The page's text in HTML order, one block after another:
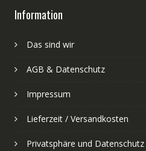
Information
Das sind wir
AGB & Datenschutz
Impressum
Lieferzeit / Versandkosten
Privatsphäre und Datenschutz